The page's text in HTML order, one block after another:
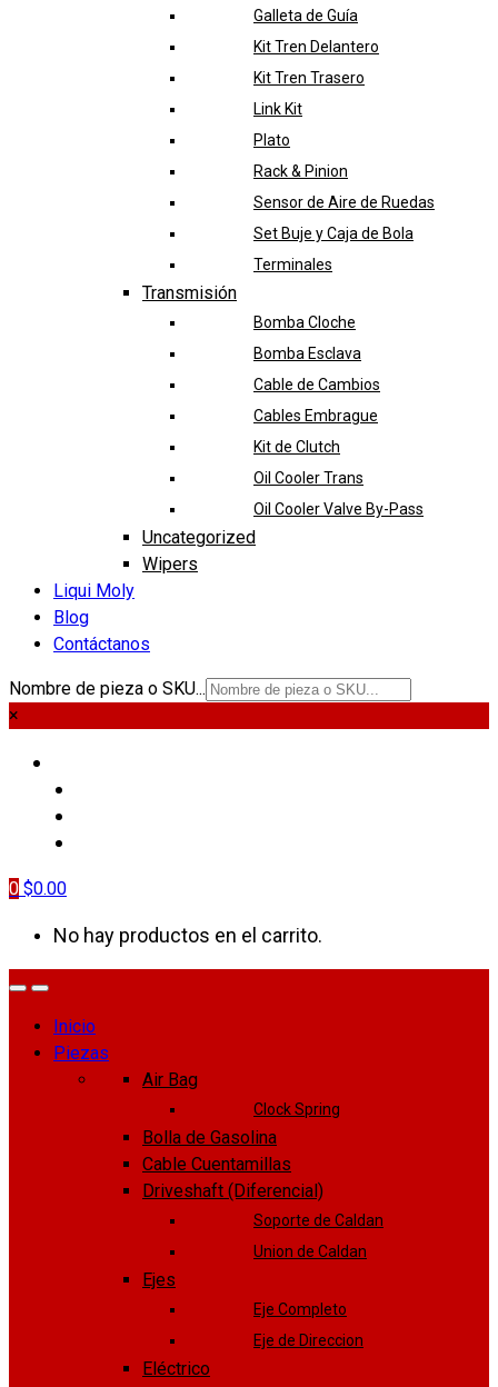
Galleta de Guía
Kit Tren Delantero
Kit Tren Trasero
Link Kit
Plato
Rack & Pinion
Sensor de Aire de Ruedas
Set Buje y Caja de Bola
Terminales
Transmisión
Bomba Cloche
Bomba Esclava
Cable de Cambios
Cables Embrague
Kit de Clutch
Oil Cooler Trans
Oil Cooler Valve By-Pass
Uncategorized
Wipers
Liqui Moly
Blog
Contáctanos
Nombre de pieza o SKU...
×
0 $0.00
No hay productos en el carrito.
Inicio
Piezas
Air Bag
Clock Spring
Bolla de Gasolina
Cable Cuentamillas
Driveshaft (Diferencial)
Soporte de Caldan
Union de Caldan
Ejes
Eje Completo
Eje de Direccion
Eléctrico